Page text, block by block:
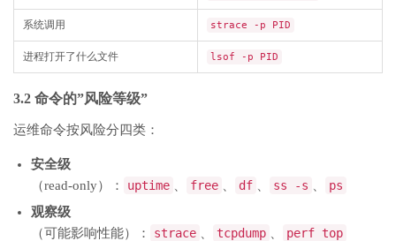
系统调用 strace -p PID
进程打开了什么文件 lsof -p PID
3.2 命令的”风险等级”
运维命令按风险分四类：
安全级
（read-only）：
uptime free df ss -s
ps
观察级
（可能影响性能）：
strace tcpdump
perf top